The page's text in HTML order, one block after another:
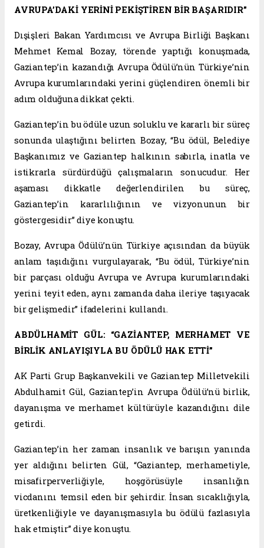
AVRUPA’DAKİ YERİNİ PEKİŞTİREN BİR BAŞARIDIR”
Dışişleri Bakan Yardımcısı ve Avrupa Birliği Başkanı
Mehmet Kemal Bozay, törende yaptığı konuşmada,
Gaziantep’in kazandığı Avrupa Ödülü’nün Türkiye’nin
Avrupa kurumlarındaki yerini güçlendiren önemli bir
adım olduğuna dikkat çekti.
Gaziantep’in bu ödüle uzun soluklu ve kararlı bir süreç
sonunda ulaştığını belirten Bozay, “Bu ödül, Belediye
Başkanımız ve Gaziantep halkının sabırla, inatla ve
istikrarla sürdürdüğü çalışmaların sonucudur. Her
aşaması dikkatle değerlendirilen bu süreç,
Gaziantep’in kararlılığının ve vizyonunun bir
göstergesidir” diye konuştu.
Bozay, Avrupa Ödülü’nün Türkiye açısından da büyük
anlam taşıdığını vurgulayarak, “Bu ödül, Türkiye’nin
bir parçası olduğu Avrupa ve Avrupa kurumlarındaki
yerini teyit eden, aynı zamanda daha ileriye taşıyacak
bir gelişmedir” ifadelerini kullandı.
ABDÜLHAMİT GÜL: “GAZİANTEP, MERHAMET VE
BİRLİK ANLAYIŞIYLA BU ÖDÜLÜ HAK ETTİ”
AK Parti Grup Başkanvekili ve Gaziantep Milletvekili
Abdulhamit Gül, Gaziantep’in Avrupa Ödülü’nü birlik,
dayanışma ve merhamet kültürüyle kazandığını dile
getirdi.
Gaziantep’in her zaman insanlık ve barışın yanında
yer aldığını belirten Gül, “Gaziantep, merhametiyle,
misafirperverliğiyle, hoşgörüsüyle insanlığın
vicdanını temsil eden bir şehirdir. İnsan sıcaklığıyla,
üretkenliğiyle ve dayanışmasıyla bu ödülü fazlasıyla
hak etmiştir” diye konuştu.